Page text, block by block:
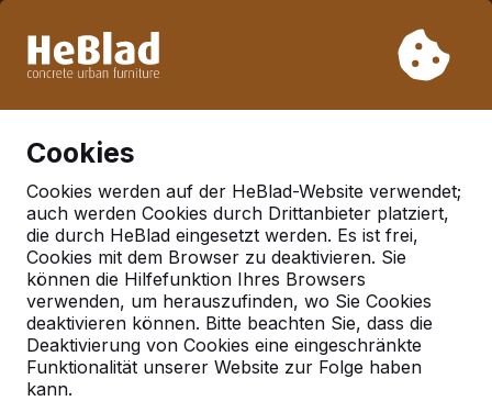
Woche 33 nicht. Bitte berücksichtigen Sie daher längere
Cookies
Cookies werden auf der HeBlad-Website verwendet;
auch werden Cookies durch Drittanbieter platziert,
die durch HeBlad eingesetzt werden. Es ist frei,
Cookies mit dem Browser zu deaktivieren. Sie
können die Hilfefunktion Ihres Browsers
verwenden, um herauszufinden, wo Sie Cookies
deaktivieren können. Bitte beachten Sie, dass die
Deaktivierung von Cookies eine eingeschränkte
Funktionalität unserer Website zur Folge haben
kann.
Deutschland
Referenties in:
Lowenberger land